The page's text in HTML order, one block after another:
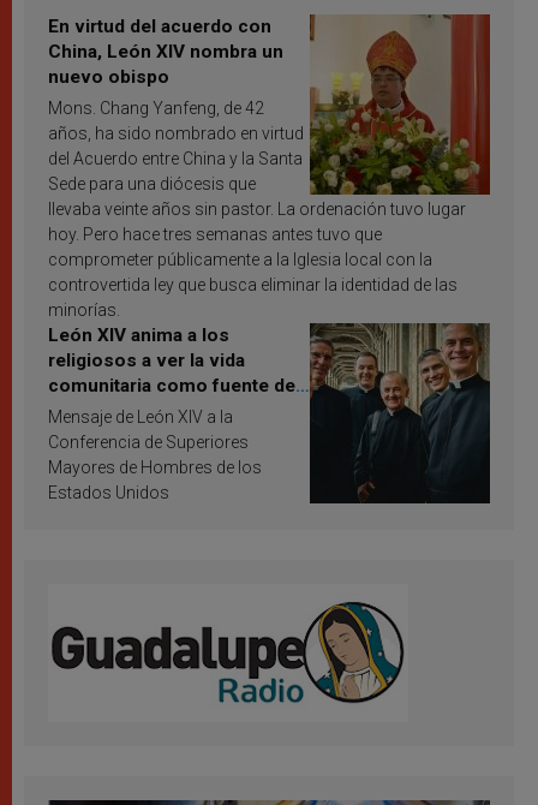
En virtud del acuerdo con
China, León XIV nombra un
nuevo obispo
Mons. Chang Yanfeng, de 42
años, ha sido nombrado en virtud
del Acuerdo entre China y la Santa
Sede para una diócesis que
llevaba veinte años sin pastor. La ordenación tuvo lugar
hoy. Pero hace tres semanas antes tuvo que
comprometer públicamente a la Iglesia local con la
controvertida ley que busca eliminar la identidad de las
minorías.
León XIV anima a los
religiosos a ver la vida
comunitaria como fuente de
inspiración y santificación
Mensaje de León XIV a la
Conferencia de Superiores
Mayores de Hombres de los
Estados Unidos